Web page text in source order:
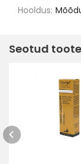
Hooldus:
Seotud